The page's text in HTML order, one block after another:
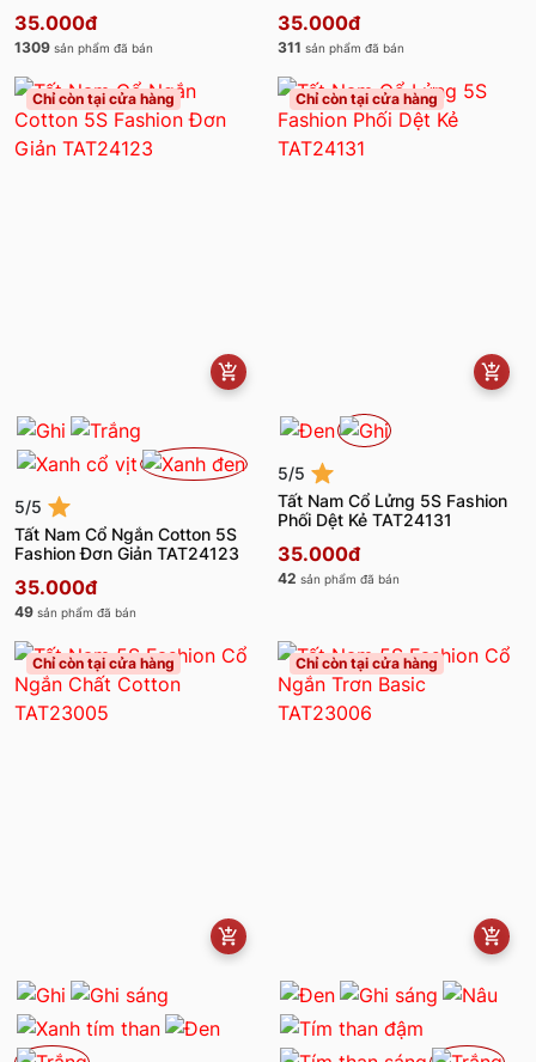
35.000đ
1309 sản phẩm đã bán
35.000đ
311 sản phẩm đã bán
Chỉ còn tại cửa hàng
5/5
Tất Nam Cổ Ngắn Cotton 5S
Fashion Đơn Giản TAT24123
35.000đ
49 sản phẩm đã bán
Chỉ còn tại cửa hàng
5/5
Tất Nam Cổ Lửng 5S Fashion
Phối Dệt Kẻ TAT24131
35.000đ
42 sản phẩm đã bán
Chỉ còn tại cửa hàng Chỉ còn tại cửa hàng